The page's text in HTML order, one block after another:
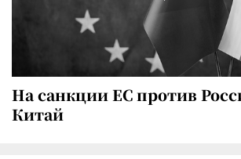
На санкции ЕС против
Китай